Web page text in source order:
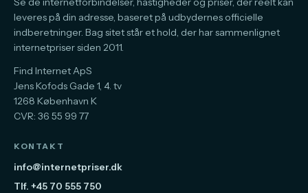
Se de internetforbindelser, hastigheder og priser, der reelt kan
leveres på din adresse, baseret på udbydernes officielle
indberetninger. Bag sitet står et hold, der har sammenlignet
internetpriser siden 2011.
Find Internet ApS
Jens Kofods Gade 1, 4. tv
1268 København K
CVR: 36 55 99 77
KONTAKT
info@internetpriser.dk
Tlf. +45 70 555 750